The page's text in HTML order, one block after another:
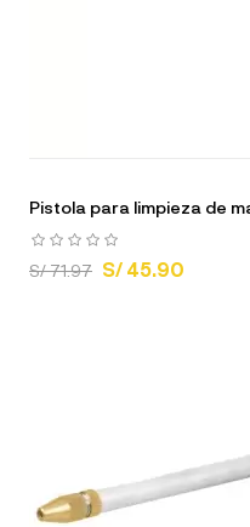
Pistola para limpieza de
S/ 71.97 S/ 45.90